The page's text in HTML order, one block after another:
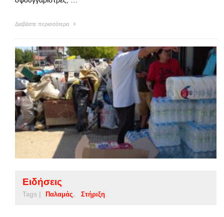
Διαβάστε περισσότερα
Ειδήσεις
Tags | Παλαμάς Στήριξη